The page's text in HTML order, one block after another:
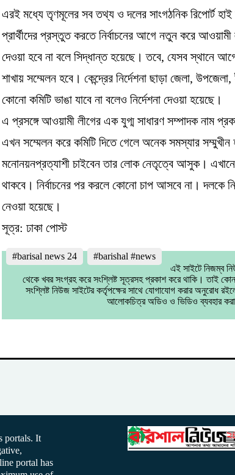
এরই মধ্যে তৃণমূলের সব তথ্য ও দলের সাংগঠনিক রিপোর্ট হাই
প্রার্থীদের প্রস্তুত করতে নির্বাচনের আগে নতুন করে
দেওয়া হবে না বলে সিদ্ধান্ত হয়েছে। তবে, যেসব স্থানে
শাখায় সম্মেলন হবে। কেন্দ্রের নির্দেশনা ছাড়া জেলা,
কোনো কমিটি ভাঙা যাবে না বলেও নির্দেশনা দেওয়া হয়েছে।
এ প্রসঙ্গে আওয়ামী লীগের এক যুগ্ম সাধারণ সম্পাদক নাম
এখন সম্মেলন করে কমিটি দিতে গেলে অনেক সমস্যার
মনোনয়নপ্রত্যাশী চাইবেন তার লোক নেতৃত্বে আসুক। এখানে
থাকবে। নির্বাচনের পর করলে কোনো চাপ আসবে না। দলকে
নেওয়া হয়েছে।
সূত্র: ঢাকা পোস্ট
#barisal news 24
#barishal #news
এই সাইটে নিজম্ব
থেকে খবর সংগ্রহ করে সংশ্লিষ্ট সূত্রসহ প্রকাশ করে থাকি। তাই
সংশ্লিষ্ট নিউজ সাইটের কর্তৃপক্ষের সাথে যোগাযোগ করার অনুরোধ
আলোকচিত্র অডিও ও ভিডিও ব্যবহার
portals. It
portal has